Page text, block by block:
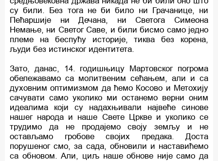
су били. Без тога не би било ни Грачанице, ни
Пећаршије ни Дечана, ни Светога Симеона
Немање, ни Светог Саве, и били бисмо само једно
племе на беспућу историје, тиква без корена,
људи без истинског идентитета.
Зато, данас, 14. годишњицу Мартовског погрома
обележавамо са молитвеним сећањем, али и са
духовним оптимизмом да ћемо Косово и Метохију
сачувати само уколико ми останемо верни оним
идеалима који су надахњивали највеће синове
нашег народа и наше Свете Цркве и уколико се
трудимо да не продајемо своју земљу и не
остављамо гробове својих предака. Доста
порушеног смо, за сада, обновили и наставићемо
са обновом. Али, циљ наше обнове није само да